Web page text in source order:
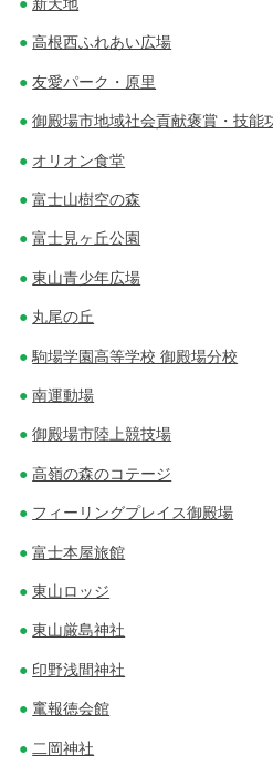
高根西ふれあい広場
友愛パーク・原里
御殿場市地域社会貢献褒賞・技能
オリオン食堂
富士山樹空の森
富士見ヶ丘公園
東山青少年広場
丸尾の丘
駒場学園高等学校 御殿場分校
南運動場
御殿場市陸上競技場
高嶺の森のコテージ
フィーリングプレイス御殿場
富士本屋旅館
東山ロッジ
東山厳島神社
印野浅間神社
竃報徳会館
二岡神社